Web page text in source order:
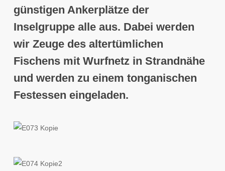
günstigen Ankerplätze der
Inselgruppe alle aus. Dabei werden
wir Zeuge des altertümlichen
Fischens mit Wurfnetz in Strandnähe
und werden zu einem tonganischen
Festessen eingeladen.